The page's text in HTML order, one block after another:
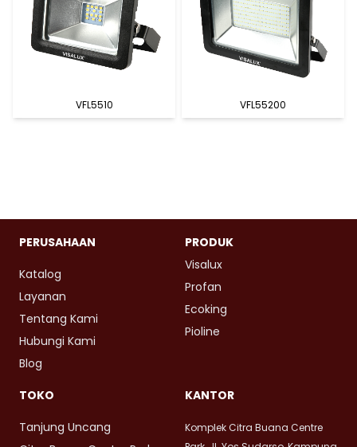
VFL5510 VFL55200
PERUSAHAAN
Katalog
Layanan
Tentang Kami
Hubungi Kami
Blog
PRODUK
Visalux
Profan
Ecoking
Pioline
TOKO
Tanjung Uncang
KANTOR
Komplek Citra Buana Centre